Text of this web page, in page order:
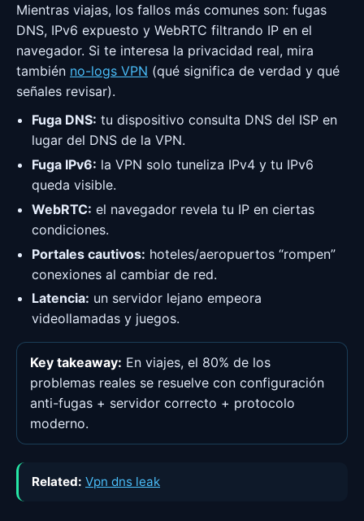
Mientras viajas, los fallos más comunes son: fugas
DNS, IPv6 expuesto y WebRTC filtrando IP en el
navegador. Si te interesa la privacidad real, mira
también no-logs VPN (qué significa de verdad y qué
señales revisar).
Fuga DNS: tu dispositivo consulta DNS del ISP en
lugar del DNS de la VPN.
Fuga IPv6: la VPN solo tuneliza IPv4 y tu IPv6
queda visible.
WebRTC: el navegador revela tu IP en ciertas
condiciones.
Portales cautivos: hoteles/aeropuertos “rompen”
conexiones al cambiar de red.
Latencia: un servidor lejano empeora
videollamadas y juegos.
Key takeaway: En viajes, el 80% de los
problemas reales se resuelve con configuración
anti-fugas + servidor correcto + protocolo
moderno.
Related: Vpn dns leak